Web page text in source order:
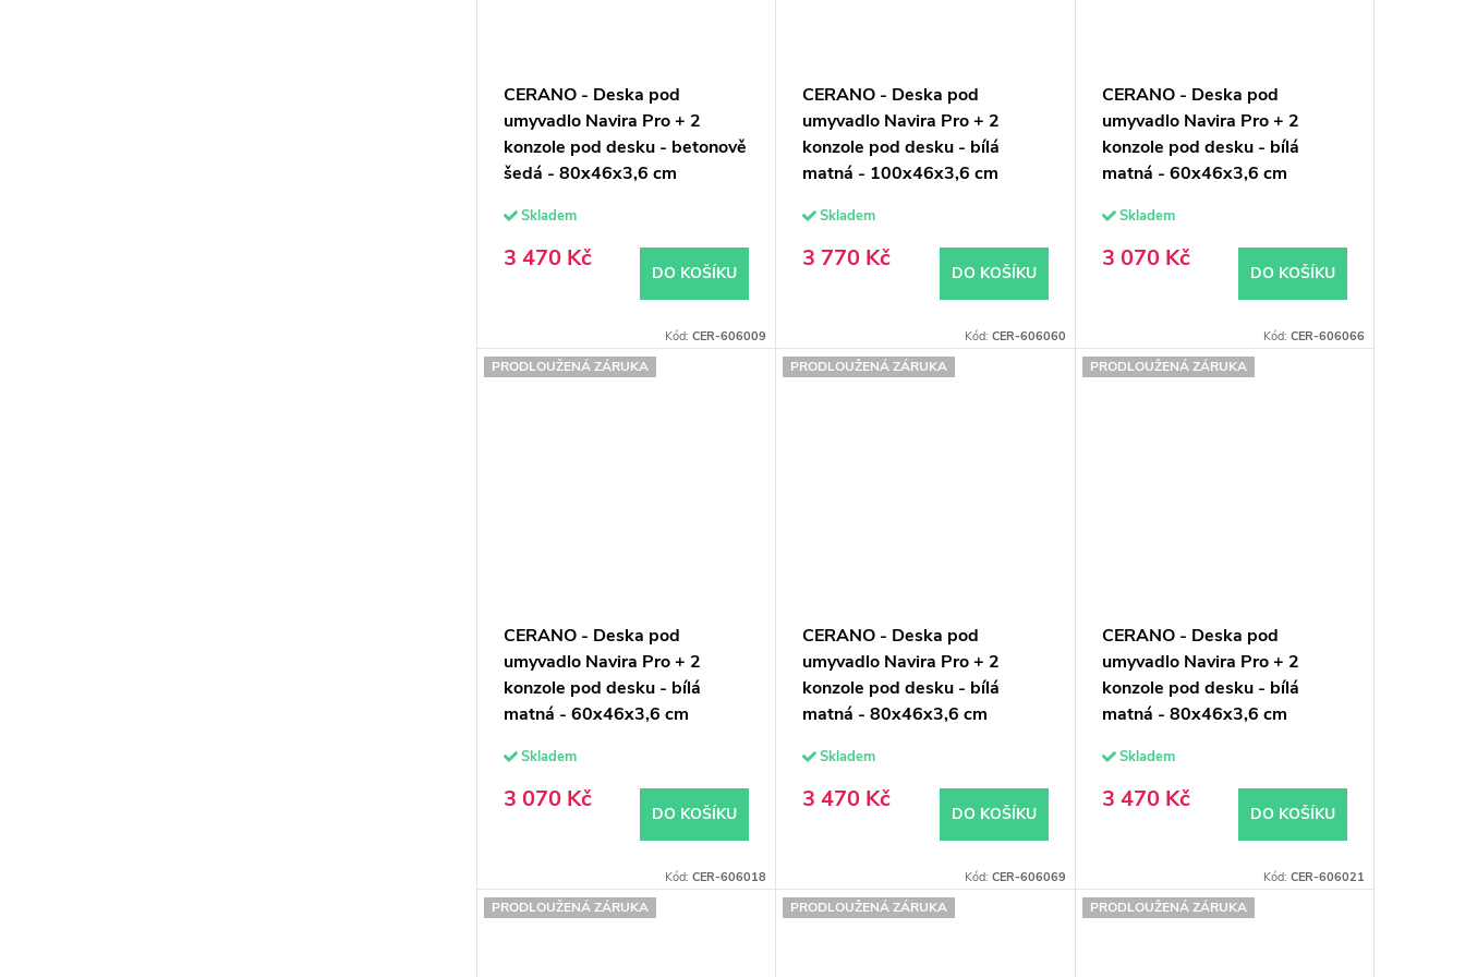
CERANO - Deska pod
umyvadlo Navira Pro + 2
konzole pod desku - betonově
šedá - 80x46x3,6 cm
Skladem
3 470 Kč
DO KOŠÍKU
Kód:CER-606009
CERANO - Deska pod
umyvadlo Navira Pro + 2
konzole pod desku - bílá
matná - 100x46x3,6 cm
Skladem
3 770 Kč
DO KOŠÍKU
Kód: CER-606060
CERANO - Deska pod
umyvadlo Navira Pro + 2
konzole pod desku - bílá
matná - 60x46x3,6 cm
Skladem
3 070 Kč
DO KOŠÍKU
Kód: CER-606066
PRODLOUŽENÁ ZÁRUKA
CERANO - Deska pod
umyvadlo Navira Pro + 2
konzole pod desku - bílá
matná - 60x46x3,6 cm
Skladem
3 070 Kč
DO KOŠÍKU
Kód:CER-606018
PRODLOUŽENÁ ZÁRUKA
CERANO - Deska pod
umyvadlo Navira Pro + 2
konzole pod desku - bílá
matná - 80x46x3,6 cm
Skladem
3 470 Kč
DO KOŠÍKU
Kód: CER-606069
PRODLOUŽENÁ ZÁRUKA
CERANO - Deska pod
umyvadlo Navira Pro + 2
konzole pod desku - bílá
matná - 80x46x3,6 cm
Skladem
3 470 Kč
DO KOŠÍKU
Kód: CER-606021
PRODLOUŽENÁ ZÁRUKA PRODLOUŽENÁ ZÁRUKA PRODLOUŽENÁ ZÁRUKA